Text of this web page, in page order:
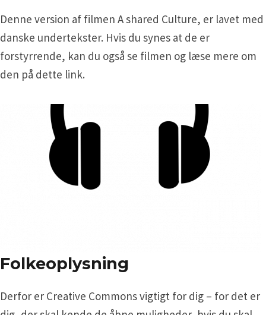
Denne version af filmen A shared Culture, er lavet med
danske undertekster. Hvis du synes at de er
forstyrrende, kan du også se filmen og læse mere om
den på dette link.
Folkeoplysning
Derfor er Creative Commons vigtigt for dig – for det er